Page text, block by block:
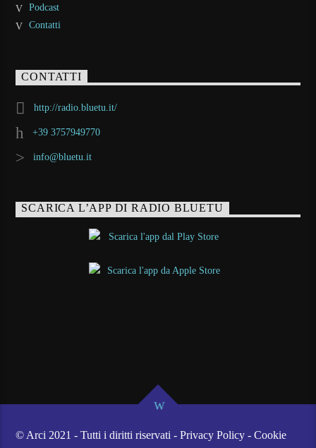
Podcast
Contatti
CONTATTI
http://radio.bluetu.it/
+39 3757949770
info@bluetu.it
SCARICA L’APP DI RADIO BLUETU
© Arci 2021 - Tutti i diritti riservati - Privacy Policy - Cookie